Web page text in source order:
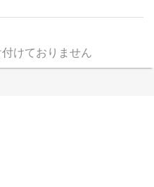
けておりません